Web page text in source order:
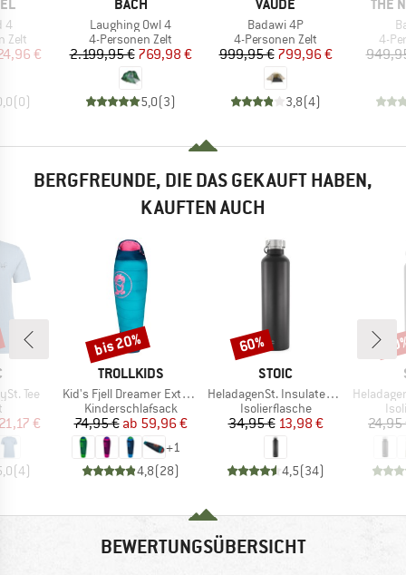
4
Zelt
Preis
€
(0)
Artikel
Laughing Owl 4
Produktgruppe
4-Personen Zelt
Preis
2.199,95 €reduzierter Preis
769,98 €
5,0(3)
Artikel
Badawi 4P
Produktgruppe
4-Personen Zelt
Preis
999,95 €reduzierter Preis
799,96 €
3,8(4)
4-
BERGFREUNDE, DIE DAS GEKAUFT HABEN,
KAUFTEN AUCH
Tee
Preis
€
(4)
MARKE
TROLLKIDS
Artikel
Kid's Fjell Dreamer Extendable
Produktgruppe
Kinderschlafsack
Preis
74,95 € reduzierter Preis
ab 59,96 €
+1
4,8(28)
Rabatt
bis 20%
MARKE
STOIC
Artikel
HeladagenSt. Insulated Stainless Steel Bottle 1L
Produktgruppe
Isolierflasche
Preis
34,95 €reduzierter Preis
13,98 €
4,5(34)
Rabatt
60%
Artikel
HeladagenSt.
24,95
BEWERTUNGSÜBERSICHT